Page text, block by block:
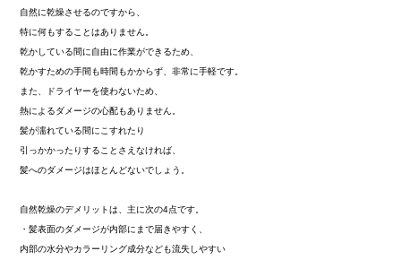
自然に乾燥させるのですから、
特に何もすることはありません。
乾かしている間に自由に作業ができるため、
乾かすための手間も時間もかからず、非常に手軽です。
また、ドライヤーを使わないため、
熱によるダメージの心配もありません。
髪が濡れている間にこすれたり
引っかかったりすることさえなければ、
髪へのダメージはほとんどないでしょう。
自然乾燥のデメリットは、主に次の4点です。
・髪表面のダメージが内部にまで届きやすく、
内部の水分やカラーリング成分なども流失しやすい